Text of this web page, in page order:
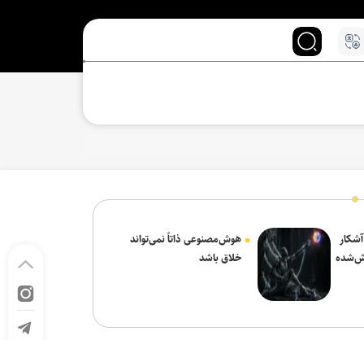
هوش‌مصنوعی ذاتاً نمی‌تواند
خلاق باشد